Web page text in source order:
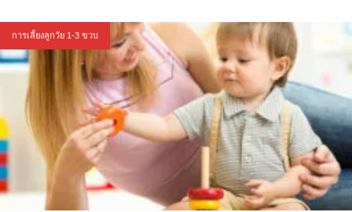
การเลี้ยงลูกวัย 1-3 ขวบ